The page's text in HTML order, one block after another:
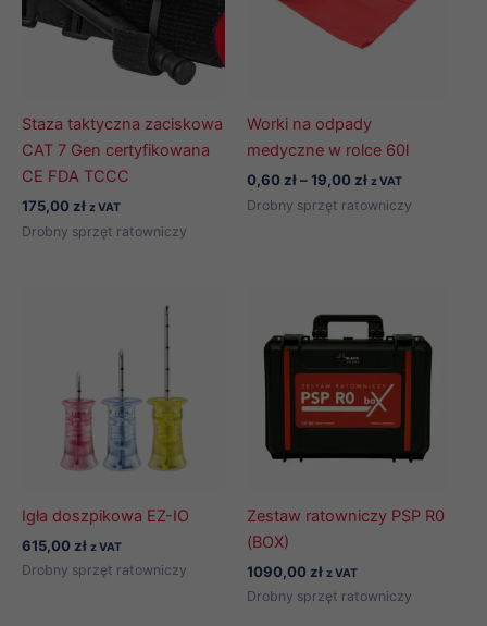
Staza taktyczna zaciskowa
CAT 7 Gen certyfikowana
CE FDA TCCC
175,00 zł z VAT
Drobny sprzęt ratowniczy
Worki na odpady
medyczne w rolce 60l
0,60 zł – 19,00 złZakres
cen:
od
z VAT
Drobny sprzęt ratowniczy
Igła doszpikowa EZ-IO
615,00 zł z VAT
Drobny sprzęt ratowniczy
Zestaw ratowniczy PSP R0
(BOX)
1090,00 zł z VAT
Drobny sprzęt ratowniczy